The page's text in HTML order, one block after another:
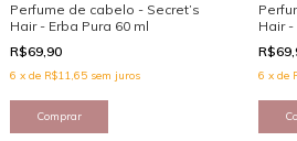
Perfume de cabelo - Secret’s
Hair - Erba Pura 60 ml
R$69,90
6 x de R$11,65 sem juros
Hair -
6 x de